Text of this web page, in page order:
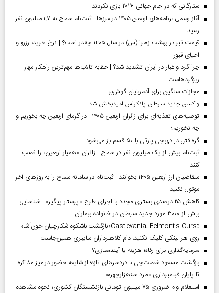
ستارگانی که در جام جهانی ۲۰۲۶ بازی نکردند
آغاز رسمی برنامه‌های اربعین ۱۴۰۵ در مرز‌ها | ثبت‌نام سماح به ۱.۷ میلیون نفر
رسید
قیمت قبر در بهشت زهرا (س) در سال ۱۴۰۵ چقدر است؟ | نرخ خرید، رزرو و
احیای قبور
چرا گرد و غبار در ایران تشدید شد؟ | حقابه تالاب‌ها مهم‌ترین راهکار مهار
ریزگردهاست
مجازات سنگین برای آدم‌ربایان گوش‌بر
واکسن جدید سرطان پانکراس امیدبخش شد
توصیه‌های تغذیه‌ای برای زائران اربعین ۱۴۰۵ | در گرمای اربعین چه بخوریم و
چه نخوریم؟
گره قتل در دی‌جی پارتی با ۵۰ قسم باز می‌شود
ثبت‌نام بیش از یک میلیون نفر در سماح | زائران «همیار اربعین» را نصب
کنند
متقاضیان ارز اربعین ۱۴۰۵ بخوانند | ثبت‌نام در سامانه سماح را به روز‌های آخر
موکول نکنید
کاهش ۲۵ درصدی بستری مجدد با اجرای طرح «پرستار پیگیر» | شناسایی
بیش از ۳۰۰۰ مورد جدید سرطان در خانواده بیماران
Castlevania: Belmont’s Curse؛ بازگشت باشکوه شکارچیان خون‌آشام
روی هر لینکی کلیک نکنید، دام کلاهبرداران سایبری همین‌جاست
سرمایه‌گذاری برای رفاه؛ هزینه یا آینده‌سازی؟
بازگشت مسعود شصت‌چی با دردسر‌های تازه؛ از شایعه حضور در میز مذاکره
تا پایان فیلمبرداری «مرد سه‌هزارچهره»
استعلام وام ضروری ۷۵ میلیون تومانی بازنشستگان کشوری؛ نحوه مشاهده